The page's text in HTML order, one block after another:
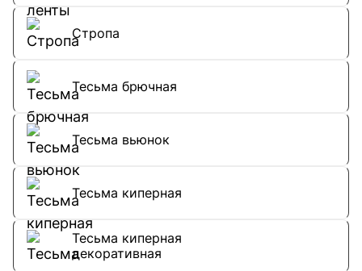
Стропа
Тесьма брючная
Тесьма вьюнок
Тесьма киперная
Тесьма киперная
декоративная